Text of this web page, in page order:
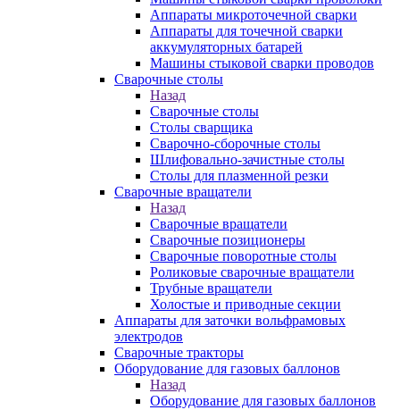
Аппараты микроточечной сварки
Аппараты для точечной сварки
аккумуляторных батарей
Машины стыковой сварки проводов
Сварочные столы
Назад
Сварочные столы
Столы сварщика
Сварочно-сборочные столы
Шлифовально-зачистные столы
Столы для плазменной резки
Сварочные вращатели
Назад
Сварочные вращатели
Сварочные позиционеры
Сварочные поворотные столы
Роликовые сварочные вращатели
Трубные вращатели
Холостые и приводные секции
Аппараты для заточки вольфрамовых
электродов
Сварочные тракторы
Оборудование для газовых баллонов
Назад
Оборудование для газовых баллонов